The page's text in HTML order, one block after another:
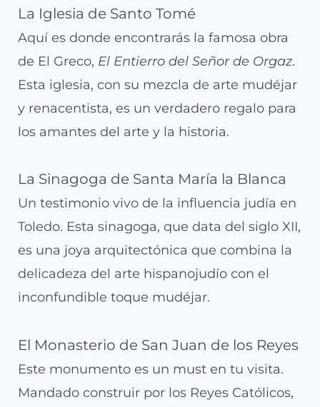
La Iglesia de Santo Tomé
Aquí es donde encontrarás la famosa obra
de El Greco, El Entierro del Señor de Orgaz.
Esta iglesia, con su mezcla de arte mudéjar
y renacentista, es un verdadero regalo para
los amantes del arte y la historia.
La Sinagoga de Santa María la Blanca
Un testimonio vivo de la influencia judía en
Toledo. Esta sinagoga, que data del siglo XII,
es una joya arquitectónica que combina la
delicadeza del arte hispanojudío con el
inconfundible toque mudéjar.
El Monasterio de San Juan de los Reyes
Este monumento es un must en tu visita.
Mandado construir por los Reyes Católicos,